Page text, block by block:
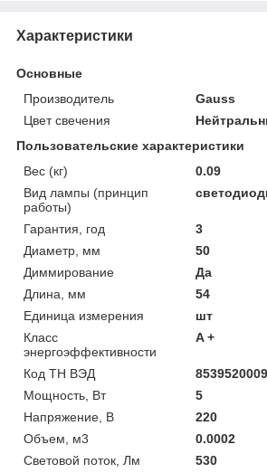
Характеристики
Основные
Производитель
Gauss
Цвет свечения
Пользовательские характеристики
Вес (кг)
0.09
Вид лампы (принцип
работы)
Гарантия, год
3
Диаметр, мм
50
Диммирование
Да
Длина, мм
54
Единица измерения
шт
Класс
энергоэффективности
A +
Код ТН ВЭД
8539520009
Мощность, Вт
5
Напряжение, В
220
Объем, м3
0.0002
Световой поток, Лм
530